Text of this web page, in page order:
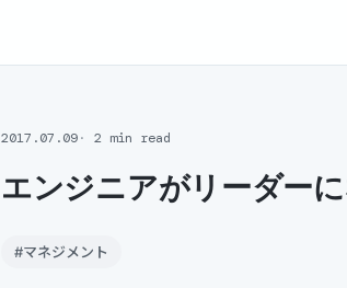
2017.07.09 2 min read
エンジニアがリーダー
#マネジメント